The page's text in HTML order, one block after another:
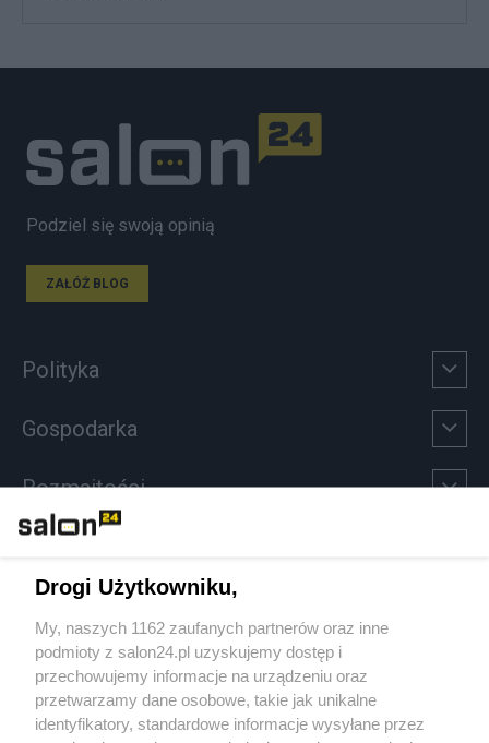
Podziel się swoją opinią
ZAŁÓŻ BLOG
Polityka
Gospodarka
Rozmaitości
Sport
Społeczeństwo
Kultura
Drogi Użytkowniku,
My, naszych 1162 zaufanych partnerów oraz inne
podmioty z salon24.pl uzyskujemy dostęp i
przechowujemy informacje na urządzeniu oraz
przetwarzamy dane osobowe, takie jak unikalne
identyfikatory, standardowe informacje wysyłane przez